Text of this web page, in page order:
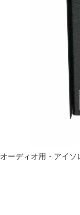
オーディオ用・アイ